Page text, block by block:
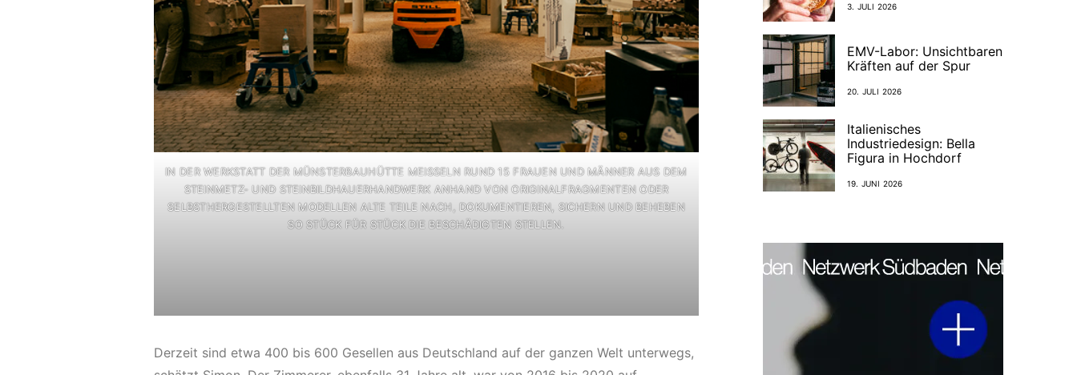
IN DER WERKSTATT DER MÜNSTERBAUHÜTTE MEISSELN RUND 15 FRAUEN UND MÄNNER AUS DEM S
TEINMETZ- UND STEINBILDHAUERHANDWERK ANHAND VON ORIGINALFRAGMENTEN ODER S
ELBSTHERGESTELLTEN MODELLEN ALTE TEILE NACH, DOKUMENTIEREN, SICHERN UND BEHEBEN S
O STÜCK FÜR STÜCK DIE BESCHÄDIGTEN STELLEN.
Derzeit sind etwa 400 bis 600 Gesellen aus Deutschland auf der ganzen Welt unterwegs,
3. JULI 2026
EMV-Labor: Unsichtbaren
Kräften auf der Spur
20. JULI 2026
Italienisches
Industriedesign: Bella
Figura in Hochdorf
19. JUNI 2026